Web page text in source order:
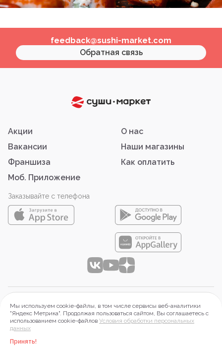
feedback@sushi-market.com
Обратная связь
Акции
О нас
Вакансии
Наши магазины
Франшиза
Как оплатить
Моб. Приложение
Заказывайте с телефона
644099 г. Омск, Набережная Тухачевского, д.16, оф.2П.
ИНН 5503197313, ОГРН 1215500015268
Правовая информация
Мы используем cookie-файлы, в том числе сервисы веб-аналитики
"Яндекс Метрика". Продолжая пользоваться сайтом, Вы соглашаетесь с
использованием cookie-файлов Условия обработки персональных
данных
Принять!